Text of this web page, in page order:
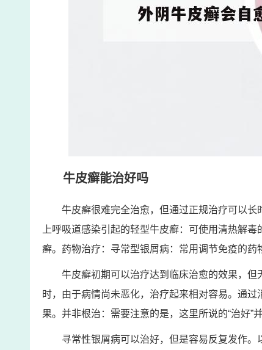
牛皮癣能治好吗
牛皮癣很难完全治愈，但通过正规治疗可以长
上呼吸道感染引起的轻型牛皮癣：可使用清热解
癣。药物治疗：寻常型银屑病：常用调节免疫的药
牛皮癣初期可以治疗达到临床治愈的效果，
时，由于病情尚未恶化，治疗起来相对容易。通
果。并非根治：需要注意的是，这里所说的“治好”
寻常性银屑病可以治好，但是容易反复发作